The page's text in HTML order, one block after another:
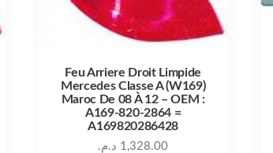
Feu Arriere Droit Limpide
Mercedes Classe A (W169)
Maroc De 08 À 12 – OEM :
A169-820-2864 =
A169820286428
1,328.00 د.م.